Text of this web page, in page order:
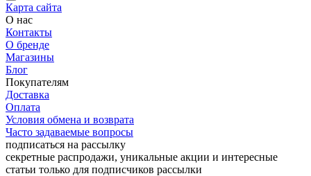
Карта сайта
О нас
Контакты
О бренде
Магазины
Блог
Покупателям
Доставка
Оплата
Условия обмена и возврата
Часто задаваемые вопросы
подписаться на рассылку
секретные распродажи, уникальные акции и интересные
статьи только для подписчиков рассылки